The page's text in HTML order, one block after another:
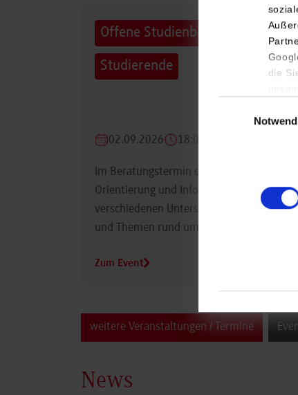
die
Offene Studienberatung für
Studierende
02.09.2026 18:00 Uhr
Im Beratungstermin erhalten Studierende
Orientierung und Informationen zu
verschiedenen
und Themen rund um das Studium.
Zum Event
weitere Veranstaltungen / Termine
News